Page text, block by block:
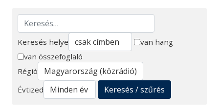
Keresés
Keresés helye
van hang
van összefoglaló
Régió
Évtized
Keresés / szűrés